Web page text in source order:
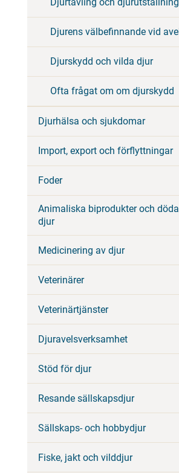
Djurtävling och djurutställning
Djurens välbefinnande vid avel
Djurskydd och vilda djur
Ofta frågat om om djurskydd
Djurhälsa och sjukdomar
Import, export och förflyttningar
Foder
Animaliska biprodukter och döda
djur
Medicinering av djur
Veterinärer
Veterinärtjänster
Djuravelsverksamhet
Stöd för djur
Resande sällskapsdjur
Sällskaps- och hobbydjur
Fiske, jakt och vilddjur